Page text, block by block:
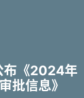
布《2024年
批信息》